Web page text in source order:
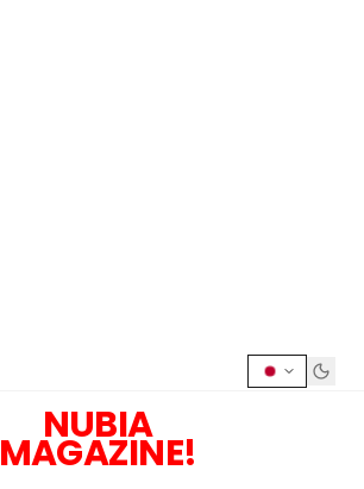
NUBIA
MAGAZINE!